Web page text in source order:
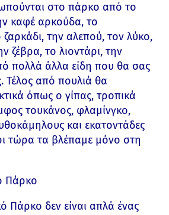
στο πάρκο από το
καφέ αρκούδα, το
την αλεπού, τον λύκο,
ζέβρα, το λιοντάρι, την
πολλά άλλα είδη που θα σας
από πουλιά θα
όπως ο γίπας, τροπικά
τουκάνος, φλαμίνγκο,
και εκατοντάδες
τώρα τα βλέπαμε μόνο στη
Πάρκο δεν είναι απλά ένας